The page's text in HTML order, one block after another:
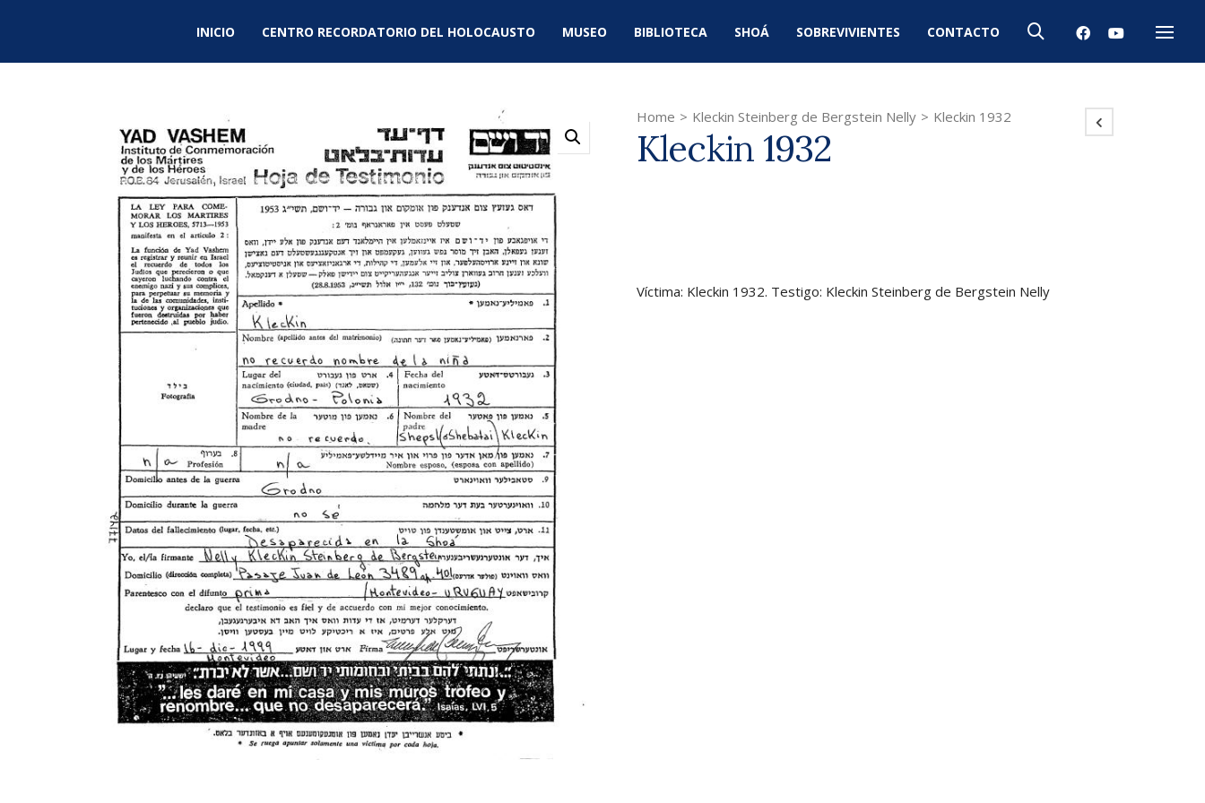
INICIO CENTRO RECORDATORIO DEL HOLOCAUSTO MUSEO BIBLIOTECA SHOÁ SOBREVIVIENTES CONTACTO
Menú
Home > Kleckin Steinberg de Bergstein Nelly > Kleckin 1932
Kleckin 1932
Víctima: Kleckin 1932. Testigo: Kleckin Steinberg de Bergstein Nelly